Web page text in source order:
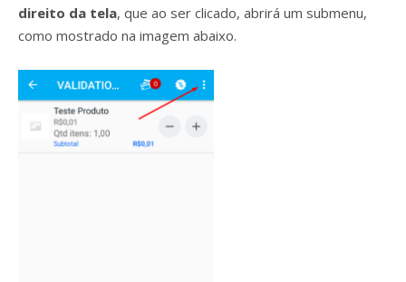
direito da tela, que ao ser clicado, abrirá um submenu,
como mostrado na imagem abaixo.